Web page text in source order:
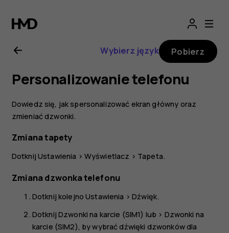
Nokia
8.1
—
instrukcja
obsługi
Wybierz język Pobierz
Personalizowanie telefonu
Dowiedz się, jak spersonalizować ekran główny oraz
zmieniać dzwonki.
Zmiana tapety
DotknijUstawienia > Wyświetlacz > Tapeta.
Zmiana dzwonka telefonu
Dotknij kolejnoUstawienia >Dźwięk.
DotknijDzwonki na karcie (SIM1) lub > Dzwonki na
karcie (SIM2), by wybrać dźwięki dzwonków dla